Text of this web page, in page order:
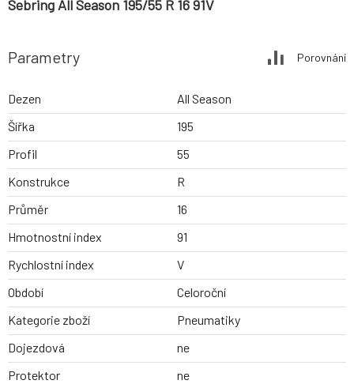
Sebring All Season 195/55 R 16 91V
Parametry Porovnání
Dezen
All Season
Šířka
195
Profil
55
Konstrukce
R
Průměr
16
Hmotnostní index
91
Rychlostní index
V
Období
Celoroční
Kategorie zboží
Pneumatiky
Dojezdová
ne
Protektor
ne